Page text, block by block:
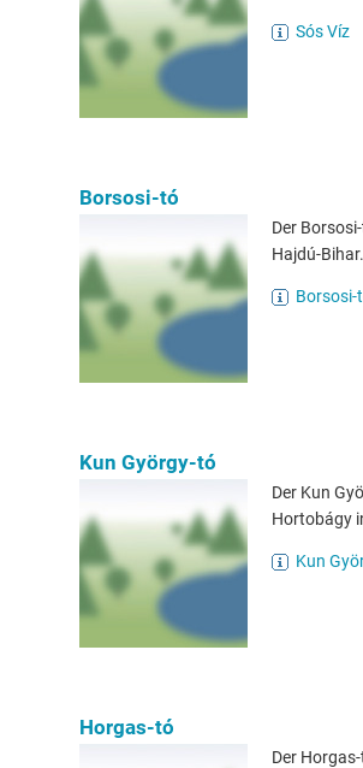
Sós Víz
Borsosi-tó
Der
Hajdú-Bihar.
Borsosi-
Kun György-tó
Der Kun
Hortobágy
Kun
Horgas-tó
Der